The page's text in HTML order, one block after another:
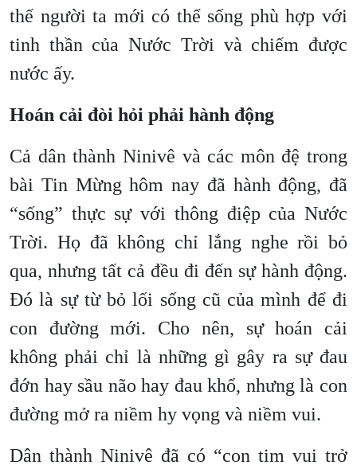
thế người ta mới có thể sống phù hợp với
tinh thần của Nước Trời và chiếm được
nước ấy.
Hoán cải đòi hỏi phải hành động
Cả dân thành Ninivê và các môn đệ trong
bài Tin Mừng hôm nay đã hành động, đã
“sống” thực sự với thông điệp của Nước
Trời. Họ đã không chỉ lắng nghe rồi bỏ
qua, nhưng tất cả đều đi đến sự hành động.
Đó là sự từ bỏ lối sống cũ của mình để đi
con đường mới. Cho nên, sự hoán cải
không phải chỉ là những gì gây ra sự đau
đớn hay sầu não hay đau khổ, nhưng là con
đường mở ra niềm hy vọng và niềm vui.
Dân thành Ninivê đã có “con tim vui trở